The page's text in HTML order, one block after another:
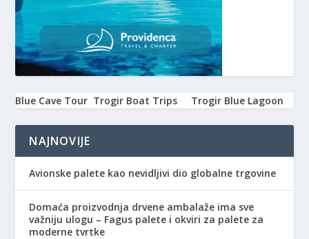
Blue Cave Tour Trogir Boat Trips Trogir Blue Lagoon
NAJNOVIJE
Avionske palete kao nevidljivi dio globalne trgovine
Domaća proizvodnja drvene ambalaže ima sve
važniju ulogu – Fagus palete i okviri za palete za
moderne tvrtke